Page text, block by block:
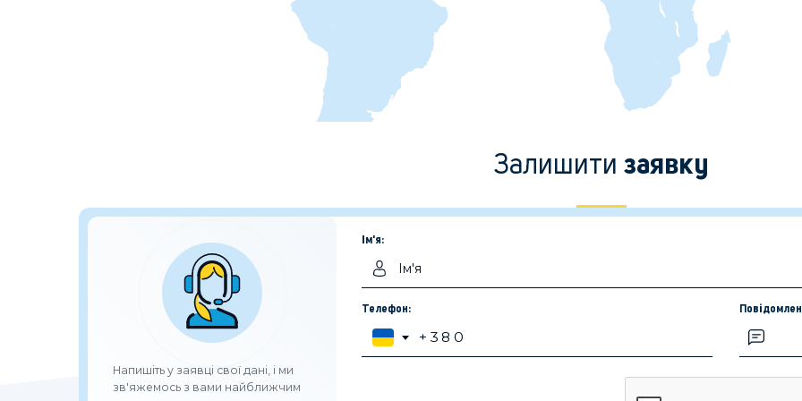
Залишити заявку
Напишіть у заявці свої дані, і ми
зв'яжемось з вами найближчим
Ім'я:
Телефон: